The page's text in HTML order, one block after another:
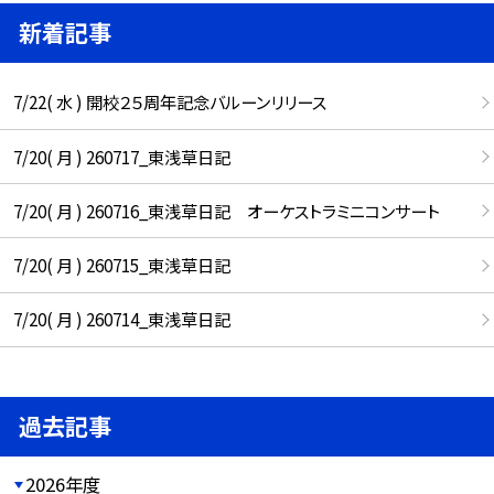
新着記事
7/22( 水 ) 開校２５周年記念バルーンリリース
7/20( 月 ) 260717_東浅草日記
7/20( 月 ) 260716_東浅草日記 オーケストラミニコンサート
7/20( 月 ) 260715_東浅草日記
7/20( 月 ) 260714_東浅草日記
過去記事
2026年度